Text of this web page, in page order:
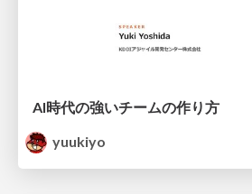
AI時代の強いチームの作り方
yuukiyo